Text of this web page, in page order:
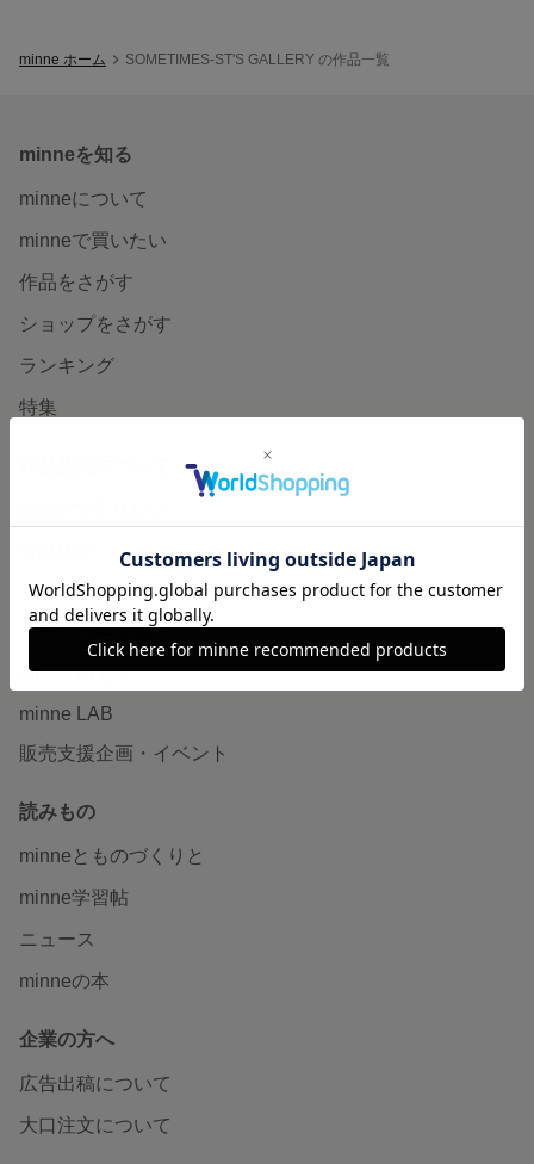
minne ホーム SOMETIMES-ST'S GALLERY の作品一覧
minneを知る
minneについて
minneで買いたい
作品をさがす
ショップをさがす
ランキング
特集
ヴィンテージ販売
ダウンロード販売
minne PLUS
minne LAB
販売支援企画・イベント
読みもの
minneとものづくりと
minne学習帖
ニュース
minneの本
企業の方へ
広告出稿について
大口注文について